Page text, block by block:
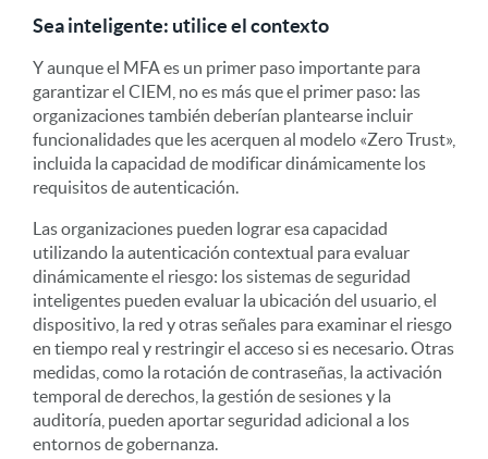
Sea inteligente: utilice el contexto
Y aunque el MFA es un primer paso importante para
garantizar el CIEM, no es más que el primer paso: las
organizaciones también deberían plantearse incluir
funcionalidades que les acerquen al modelo «Zero Trust»,
incluida la capacidad de modificar dinámicamente los
requisitos de autenticación.
Las organizaciones pueden lograr esa capacidad
utilizando la autenticación contextual para evaluar
dinámicamente el riesgo: los sistemas de seguridad
inteligentes pueden evaluar la ubicación del usuario, el
dispositivo, la red y otras señales para examinar el riesgo
en tiempo real y restringir el acceso si es necesario. Otras
medidas, como la rotación de contraseñas, la activación
temporal de derechos, la gestión de sesiones y la
auditoría, pueden aportar seguridad adicional a los
entornos de gobernanza.